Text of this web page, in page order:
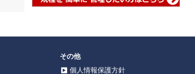
その他
個人情報保護方針